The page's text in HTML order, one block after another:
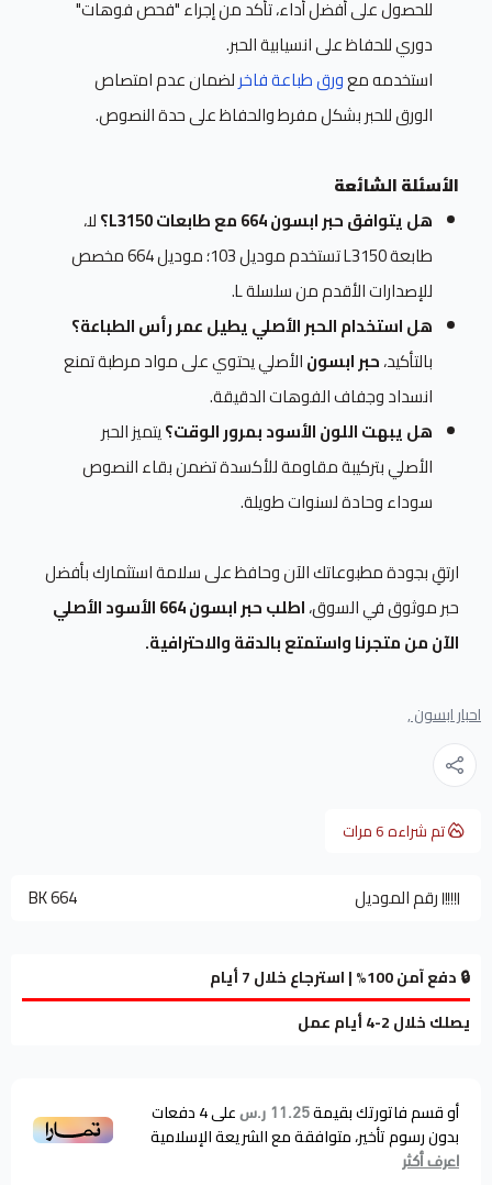
للحصول على أفضل أداء، تأكد من إجراء "فحص فوهات"
دوري للحفاظ على انسيابية الحبر.
استخدمه معورق طباعة فاخرلضمان عدم امتصاص
الورق للحبر بشكل مفرط والحفاظ على حدة النصوص.
الأسئلة الشائعة
هل يتوافق حبر ابسون 664 مع طابعات L3150؟
لا،
طابعة L3150 تستخدم موديل 103؛ موديل 664 مخصص
للإصدارات الأقدم من سلسلة L.
هل استخدام الحبر الأصلي يطيل عمر رأس الطباعة؟
بالتأكيد،حبر ابسونالأصلي يحتوي على مواد مرطبة تمنع
انسداد وجفاف الفوهات الدقيقة.
هل يبهت اللون الأسود بمرور الوقت؟يتميز الحبر
الأصلي بتركيبة مقاومة للأكسدة تضمن بقاء النصوص
سوداء وحادة لسنوات طويلة.
ارتقِ بجودة مطبوعاتك الآن وحافظ على سلامة استثمارك بأفضل
حبر موثوق في السوق،
اطلب حبر ابسون 664 الأسود الأصلي
الآن من متجرنا واستمتع بالدقة والاحترافية.
احبار ابسون ,
تم شراءه6مرات
رقم الموديل BK 664
🔒 دفع آمن 100% | استرجاع خلال 7 أيام
يصلك خلال 2-4 أيام عمل
أو قسم فاتورتك بقيمة11.25 ر.س على4دفعات
بدون رسوم تأخير، متوافقة مع الشريعة الإسلامية
اعرف أكثر